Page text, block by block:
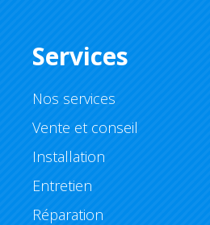
Services
Nos services
Vente et conseil
Installation
Entretien
Réparation